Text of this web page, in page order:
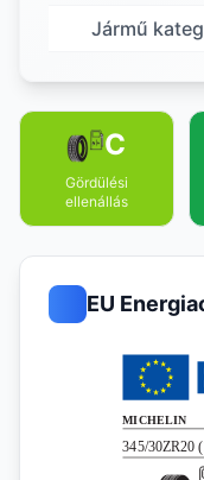
Jármű
C
Gördülési
ellenállás
EU